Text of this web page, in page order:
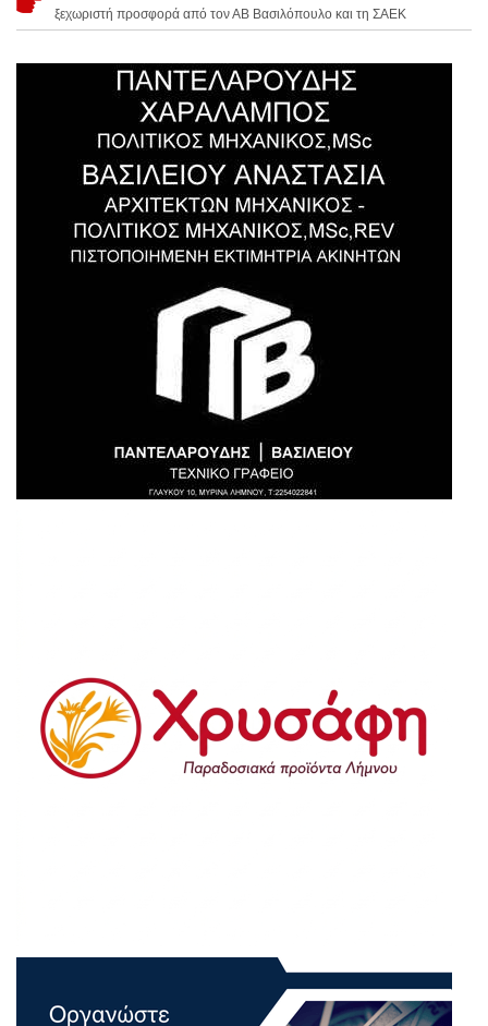
ξεχωριστή προσφορά από τον ΑΒ Βασιλόπουλο και τη ΣΑΕΚ